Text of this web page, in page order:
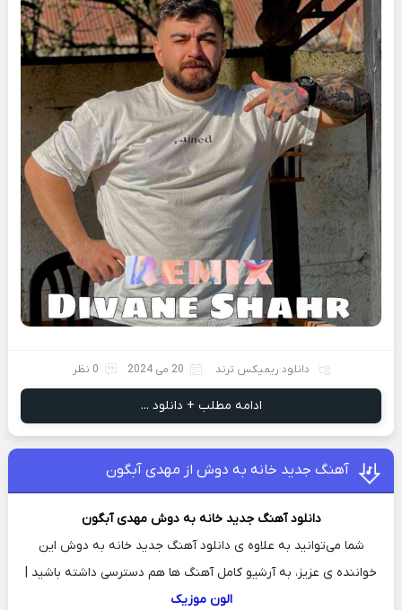
دانلود ریمیکس ترند 20 می 2024 0 نظر
ادامه مطلب + دانلود ...
آهنگ جدید خانه به دوش از مهدی آبگون
دانلود آهنگ جدید خانه به دوشمهدی آبگون
شما می‌توانید به علاوه ی دانلود آهنگ جدید خانه به دوش این
خواننده ی عزیز، به آرشیو کامل آهنگ ها هم دسترسی داشته باشید |
الون موزیک